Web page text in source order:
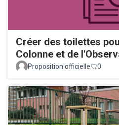
Créer des toilettes
Colonne et de
Proposition officielle 0